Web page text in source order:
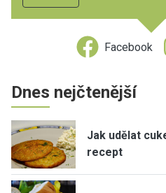
Facebook
Dnes nejčtenější
Jak udělat
recept